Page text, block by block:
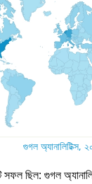
গুগল অ্যানালিটিক্স,
সফল ছিল: গুগল